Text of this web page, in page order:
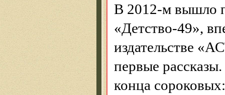
В 2012-м вышло
«Детство-49»,
издательстве
первые
конца